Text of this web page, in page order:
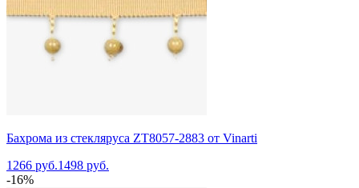
Бахрома из стекляруса ZT8057-2883 от Vinarti
1266 руб.1498 руб.
-16%